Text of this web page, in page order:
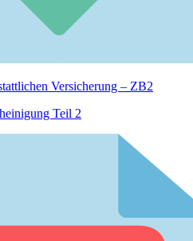
Versicherung – ZB2
Teil 2